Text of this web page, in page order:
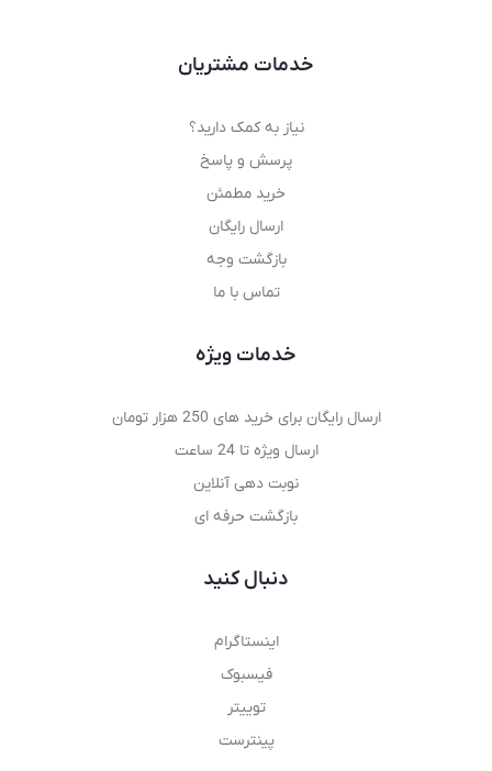
خدمات مشتریان
نیاز به کمک دارید؟
پرسش و پاسخ
خرید مطمئن
ارسال رایگان
بازگشت وجه
تماس با ما
خدمات ویژه
ارسال رایگان برای خرید های 250 هزار تومان
ارسال ویژه تا 24 ساعت
نوبت دهی آنلاین
بازگشت حرفه ای
دنبال کنید
اینستاگرام
فیسبوک
توییتر
پینترست